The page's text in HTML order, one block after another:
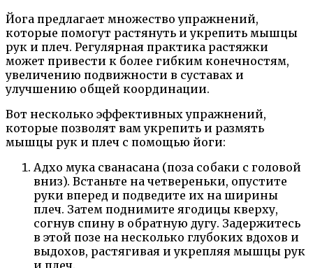
Йога предлагает множество упражнений,
которые помогут растянуть и укрепить мышцы
рук и плеч. Регулярная практика растяжки
может привести к более гибким конечностям,
увеличению подвижности в суставах и
улучшению общей координации.
Вот несколько эффективных упражнений,
которые позволят вам укрепить и размять
мышцы рук и плеч с помощью йоги:
Адхо мука сванасана (поза собаки с головой
вниз). Встаньте на четвереньки, опустите
руки вперед и подведите их на ширины
плеч. Затем поднимите ягодицы кверху,
согнув спину в обратную дугу. Задержитесь
в этой позе на несколько глубоких вдохов и
выдохов, растягивая и укрепляя мышцы рук
и плеч.